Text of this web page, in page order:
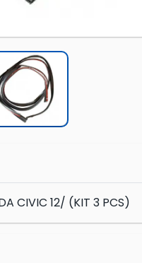
CIVIC 12/ (KIT 3 PCS)